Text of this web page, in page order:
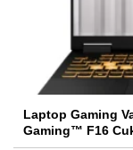
Laptop Gaming
Gaming™ F16